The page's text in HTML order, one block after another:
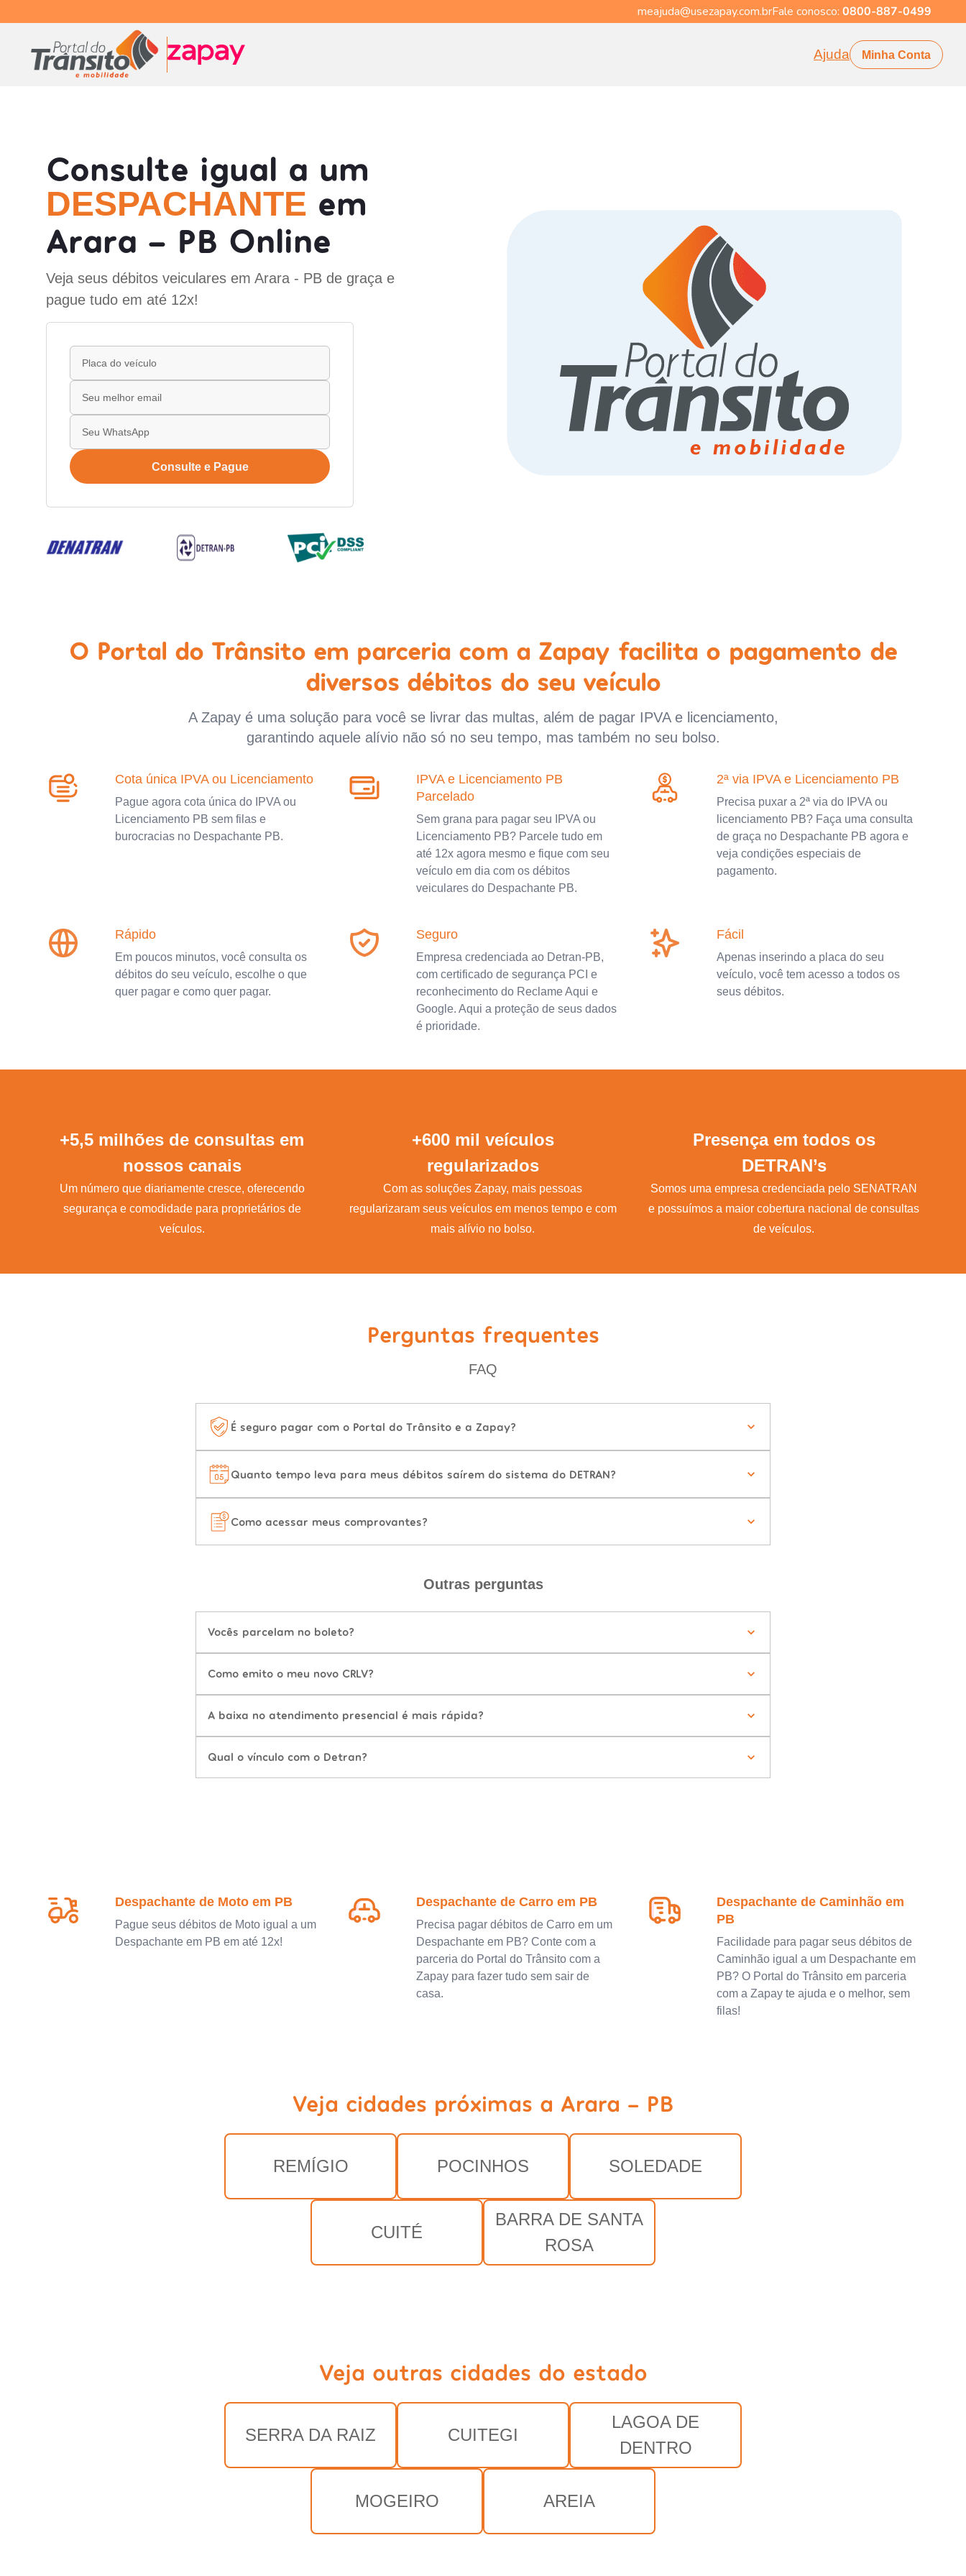
meajuda@usezapay.com.brFale conosco: 0800-887-0499
Ajuda Minha Conta
Consulte igual a um
DESPACHANTE em
Arara - PB Online
Veja seus débitos veiculares em Arara - PB de graça e
pague tudo em até 12x!
Consulte e Pague
O Portal do Trânsito em parceria com a Zapay facilita o pagamento de
diversos débitos do seu veículo
A Zapay é uma solução para você se livrar das multas, além de pagar IPVA e licenciamento,
garantindo aquele alívio não só no seu tempo, mas também no seu bolso.
Cota única IPVA ou Licenciamento
Pague agora cota única do IPVA ou
Licenciamento PB sem filas e
burocracias no Despachante PB.
IPVA e Licenciamento PB
Parcelado
Sem grana para pagar seu IPVA ou
Licenciamento PB? Parcele tudo em
até 12x agora mesmo e fique com seu
veículo em dia com os débitos
veiculares do Despachante PB.
2ª via IPVA e Licenciamento PB
Precisa puxar a 2ª via do IPVA ou
licenciamento PB? Faça uma consulta
de graça no Despachante PB agora e
veja condições especiais de
pagamento.
Rápido
Em poucos minutos, você consulta os
débitos do seu veículo, escolhe o que
quer pagar e como quer pagar.
Seguro
Empresa credenciada ao Detran-PB,
com certificado de segurança PCI e
reconhecimento do Reclame Aqui e
Google. Aqui a proteção de seus dados
é prioridade.
Fácil
Apenas inserindo a placa do seu
veículo, você tem acesso a todos os
seus débitos.
+5,5 milhões de consultas em
nossos canais
Um número que diariamente cresce, oferecendo
segurança e comodidade para proprietários de
veículos.
+600 mil veículos
regularizados
Com as soluções Zapay, mais pessoas
regularizaram seus veículos em menos tempo e com
mais alívio no bolso.
Presença em todos os
DETRAN’s
Somos uma empresa credenciada pelo SENATRAN
e possuímos a maior cobertura nacional de consultas
de veículos.
Perguntas frequentes
FAQ
É seguro pagar com o Portal do Trânsito e a Zapay?
Quanto tempo leva para meus débitos saírem do sistema do DETRAN?
Como acessar meus comprovantes?
Outras perguntas
Vocês parcelam no boleto?
Como emito o meu novo CRLV?
A baixa no atendimento presencial é mais rápida?
Qual o vínculo com o Detran?
Despachante de Moto em PB
Pague seus débitos de Moto igual a um
Despachante em PB em até 12x!
Despachante de Carro em PB
Precisa pagar débitos de Carro em um
Despachante em PB? Conte com a
parceria do Portal do Trânsito com a
Zapay para fazer tudo sem sair de
casa.
Despachante de Caminhão em
PB
Facilidade para pagar seus débitos de
Caminhão igual a um Despachante em
PB? O Portal do Trânsito em parceria
com a Zapay te ajuda e o melhor, sem
filas!
Veja cidades próximas a Arara - PB
REMÍGIO POCINHOS SOLEDADE
CUITÉ
BARRA DE SANTA
ROSA
Veja outras cidades do estado
SERRA DA RAIZ CUITEGI
LAGOA DE
DENTRO
MOGEIRO AREIA